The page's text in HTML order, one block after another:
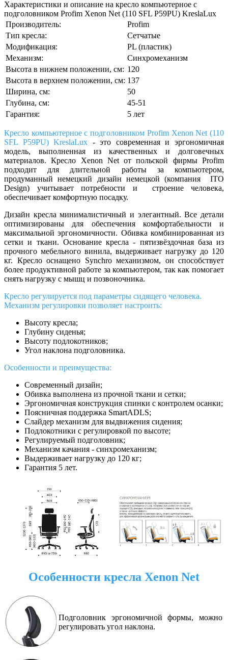
Характеристики и описание на кресло компьютерное с
подголовником Profim Xenon Net (110 SFL P59PU) KreslaLux
Производитель:
Profim
Тип кресла:
Сетчатые
Модификация:
PL (пластик)
Механизм:
Синхромеханизм
Высота в нижнем положении, см: 120
Высота в верхнем положении, см: 137
Ширина, см:
50
Глубина, см:
45-51
Гарантия:
5 лет
Кресло компьютерное с подголовником Profim Xenon Net (110
SFL P59PU) KreslaLux - это современная и эргономичная
модель, выполненная из качественных и долговечных
материалов. Кресло Xenon Netот польской фирмы Profim
подходит для длительной работы за компьютером,
продуманный немецкий дизайн немецкой (компания ITO
Design) учитывает потребности и строение человека,
обеспечивает комфортную посадку.
Дизайн кресла минималистичный и элегантный. Все детали
оптимизированы для обеспечения комфортабельности и
максимальной эргономичности. Обивка комбинированная из
сетки и ткани. Основание кресла - пятизвёздочная база из
прочного мебельного винила, выдерживает нагрузку до 120
кг. Кресло оснащено Synchro механизмом, он способствует
более продуктивной работе за компьютером, так как помогает
снять нагрузку с мышц и позвоночника.
Кресло регулируется под параметры сидящего человека.
Механизм регулировки позволяет настроить:
Высоту кресла;
Глубину сиденья;
Высоту подлокотников;
Угол наклона подголовника.
Особенности и преимущества:
Современный дизайн;
Обивка выполнена из прочной ткани и сетки;
Эргономичная конструкция спинки с контролем осанки;
Поясничная поддержка SmartADLS;
Слайдер механизм для выдвижения сидения;
Подлокотники с регулировкой по высоте;
Регулируемый подголовник;
Механизм качания - синхромеханизм;
Выдерживает нагрузку до 120 кг;
Гарантия 5 лет.
Особенности кресла Xenon Net
Подголовник эргономичной формы, можно
регулировать угол наклона.